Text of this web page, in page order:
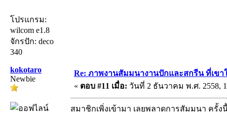
โปรแกรม:
wilcom e1.8
จักรปัก: deco
340
kokotaro
Newbie
Re: ภาพงานสัมมนางานปักและสกรีน ที่เขา
« ตอบ #11 เมื่อ: วันที่ 2 ธันวาคม พ.ศ. 2558,
สมาชิกเพิ่งเข้ามา เลยพลาดการสัมมนา ครั้